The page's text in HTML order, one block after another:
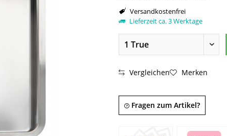
Versandkostenfrei
Lieferzeit ca. 3 Werktage
Vergleichen Merken
Fragen zum Artikel?